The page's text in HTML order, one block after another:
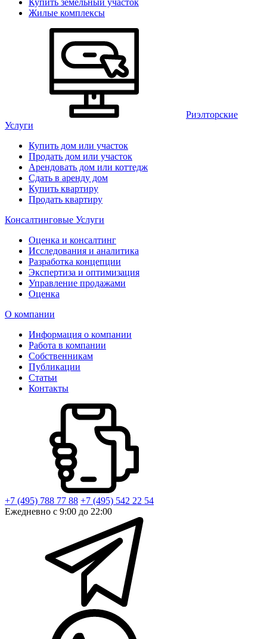
Купить земельный участок
Жилые комплексы
Риэлторские
Услуги
Купить дом или участок
Продать дом или участок
Арендовать дом или коттедж
Сдать в аренду дом
Купить квартиру
Продать квартиру
Консалтинговые Услуги
Оценка и консалтинг
Исследования и аналитика
Разработка концепции
Экспертиза и оптимизация
Управление продажами
Оценка
О компании
Информация о компании
Работа в компании
Собственникам
Публикации
Статьи
Контакты
+7 (495) 788 77 88 +7 (495) 542 22 54
Ежедневно с 9:00 до 22:00